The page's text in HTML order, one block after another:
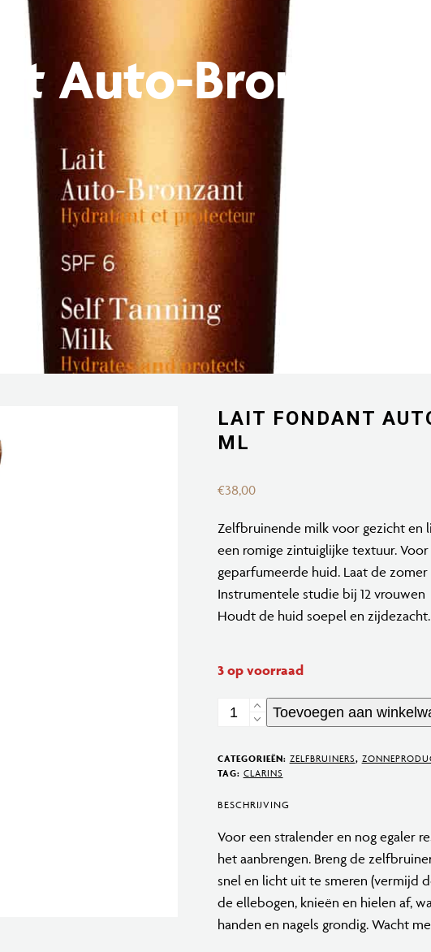
Auto-Bronzant
LAIT FONDANT
ML
€38,00
Zelfbruinende milk voor gezicht en
een romige zintuiglijke textuur.
geparfumeerde huid. Laat de
Instrumentele studie bij 12 vrouwen
Houdt de huid soepel en zijdezacht.
3 op voorraad
Lait
Auto-
Bronzant
aantal
Toevoegen aan
CATEGORIEËN: ZELFBRUINERS,
TAG: CLARINS
BESCHRIJVING
Voor een stralender en nog egaler
het aanbrengen. Breng de
snel en licht uit te smeren (vermijd
de ellebogen, knieën en hielen af,
handen en nagels grondig. Wacht